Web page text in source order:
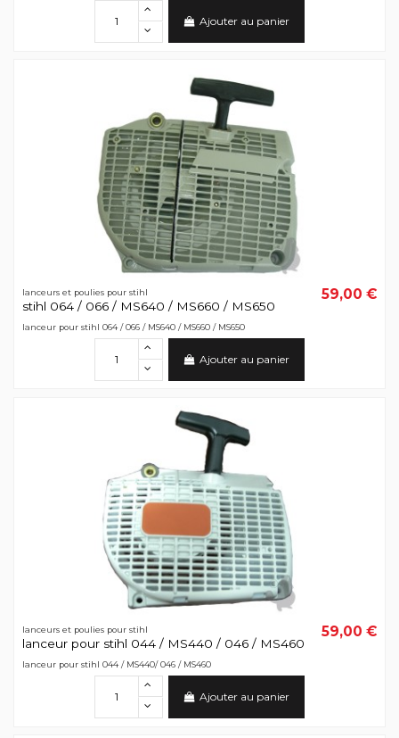
Ajouter au panier
lanceurs et poulies pour stihl
stihl 064 / 066 / MS640 / MS660 / MS650
59,00 €
lanceur pour stihl 064 / 066 / MS640 / MS660 / MS650
Ajouter au panier
lanceurs et poulies pour stihl
lanceur pour stihl 044 / MS440 / 046 / MS460
59,00 €
lanceur pour stihl 044 / MS440/ 046 / MS460
Ajouter au panier